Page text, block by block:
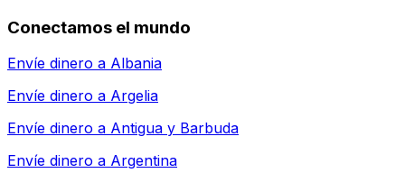
Conectamos el mundo
Envíe dinero a Albania
Envíe dinero a Argelia
Envíe dinero a Antigua y Barbuda
Envíe dinero a Argentina